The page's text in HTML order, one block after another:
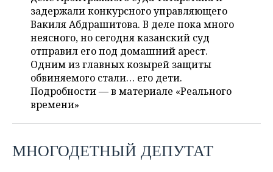
ОПК
ЭНЕРГЕТИКА
ТРАНСПОРТ
УСЛУГИ
МЕДИА
ТЕЛЕКОММУНИКАЦИИ
НОВОСТИ МЕРОПРИЯТИЙ
ВЫЕЗДНАЯ РЕДАКЦИЯ
БИЗНЕС-БРАНЧИ
ONLINE-КОНФЕРЕНЦИИ
СПОРТ
НОВОСТИ СПОРТА
ФУТБОЛ
ХОККЕЙ
ВОЛЕЙБОЛ
ОБЩЕСТВО
НОВОСТИ ОБЩЕСТВА
ВЛАСТЬ
ИСТОРИЯ
ФОТОГАЛЕРЕЯ
СЮЖЕТЫ
СПИСОК ПЕРСОН
ПОЛНАЯ ВЕРСИЯ
задержали конкурсного управляющего
Вакиля Абдрашитова. В деле пока много
неясного, но сегодня казанский суд
отправил его под домашний арест.
Одним из главных козырей защиты
обвиняемого стали… его дети.
Подробности — в материале «Реального
времени»
МНОГОДЕТНЫЙ ДЕПУТАТ